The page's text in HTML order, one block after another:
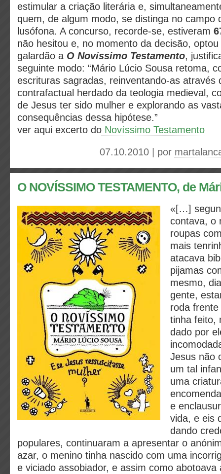
estimular a criação literária e,
quem, de algum modo, se distinga no campo
lusófona. A concurso, recorde-se, estiveram
não hesitou e, no momento da decisão,
galardão a O Novíssimo Testamento,
seguinte modo: “Mário Lúcio Sousa retoma,
escrituras sagradas, reinventando-as através
contrafactual herdado da teologia medieval,
de Jesus ter sido mulher e explorando as
consequências dessa hipótese.”
ver aqui excerto do Novíssimo Testamento
07.10.2010 | por
O NOVÍSSIMO TESTAMENTO, de
«[…]
contava, o
roupas
mais
atacava
pijamas
mesmo,
gente,
roda
tinha feito,
dado por
Jesus não
um tal
uma
e
vida, e eis
dando
populares, continuaram a apresentar o
azar, o menino tinha nascido com uma
e viciado assobiador, e assim como abotoava